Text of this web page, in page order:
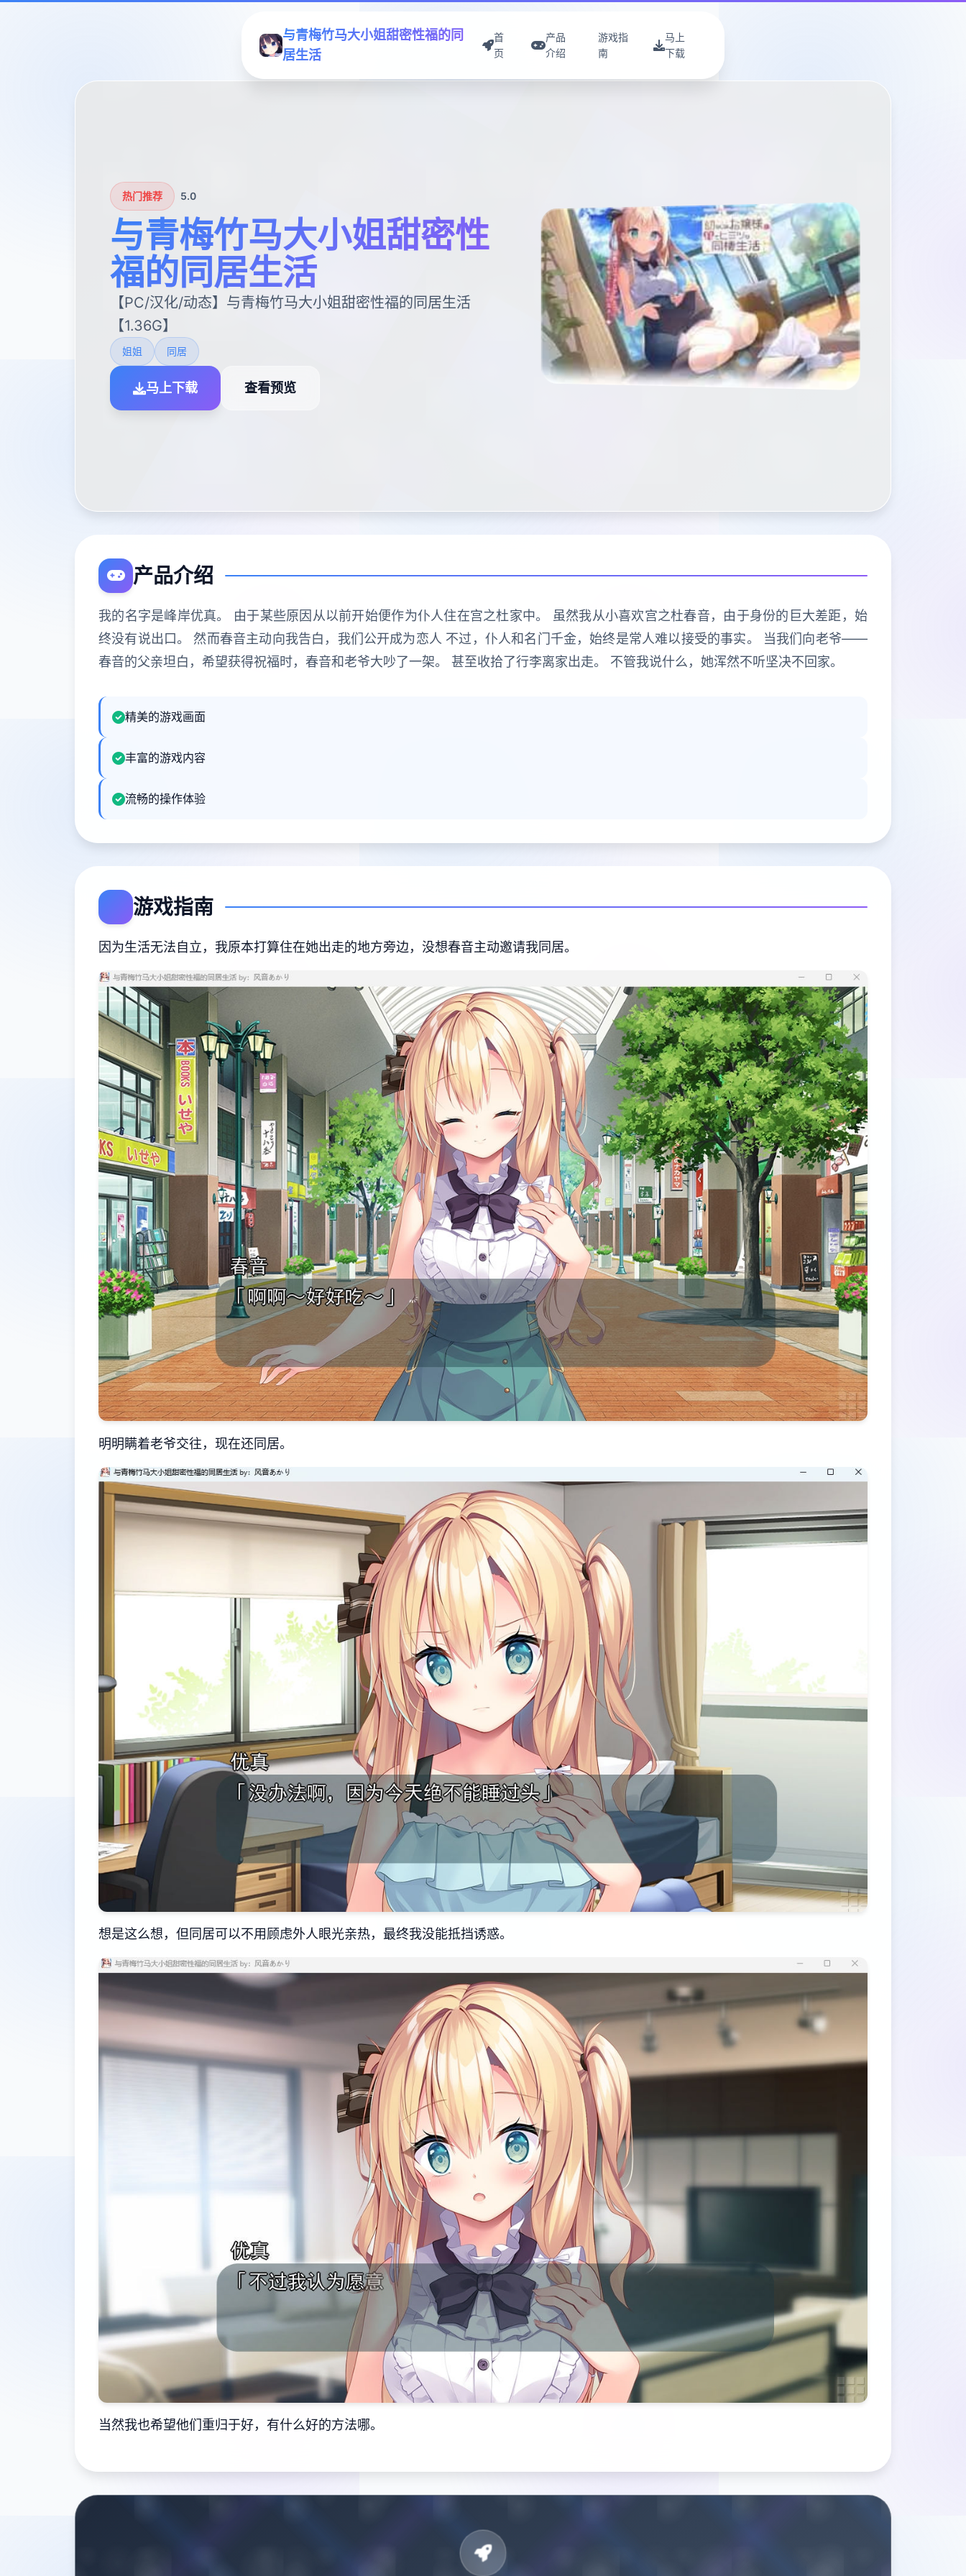
与青梅竹马大小姐甜密性福的同
居生活
首
页
产品
介绍
游戏指
南
马上
下载
热门推荐 5.0
与青梅竹马大小姐甜密性
福的同居生活
【PC/汉化/动态】与青梅竹马大小姐甜密性福的同居生活
【1.36G】
姐姐 同居
马上下载 查看预览
产品介绍
我的名字是峰岸优真。 由于某些原因从以前开始便作为仆人住在宫之杜家中。 虽然我从小喜欢宫之杜春音，由于身份的巨大差距，始
终没有说出口。 然而春音主动向我告白，我们公开成为恋人 不过，仆人和名门千金，始终是常人难以接受的事实。 当我们向老爷——
春音的父亲坦白，希望获得祝福时，春音和老爷大吵了一架。 甚至收拾了行李离家出走。 不管我说什么，她浑然不听坚决不回家。
精美的游戏画面
丰富的游戏内容
流畅的操作体验
游戏指南
因为生活无法自立，我原本打算住在她出走的地方旁边，没想春音主动邀请我同居。
明明瞒着老爷交往，现在还同居。
想是这么想，但同居可以不用顾虑外人眼光亲热，最终我没能抵挡诱惑。
当然我也希望他们重归于好，有什么好的方法哪。